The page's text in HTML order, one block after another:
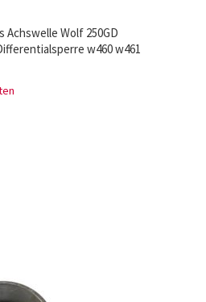
Achswelle Wolf 250GD
w460 w461